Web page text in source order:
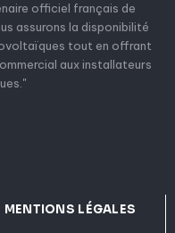
officiel français de
assurons la disponibilité
tout en offrant
aux installateurs
MENTIONS LÉGALES